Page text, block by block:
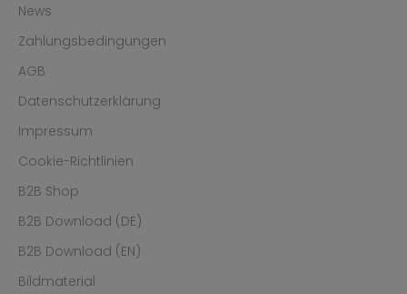
News
Zahlungsbedingungen
AGB
Datenschutzerklärung
Impressum
Cookie-Richtlinien
B2B Shop
B2B Download (DE)
B2B Download (EN)
Bildmaterial